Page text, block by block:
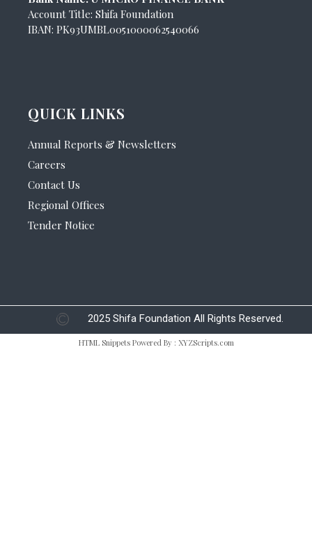
Account Title: Shifa Foundation
IBAN: PK93UMBL0051000062540066
QUICK LINKS
Annual Reports & Newsletters
Careers
Contact Us
Regional Offices
Tender Notice
2025 Shifa Foundation All Rights Reserved.
HTML SnippetsPowered By : XYZScripts.com